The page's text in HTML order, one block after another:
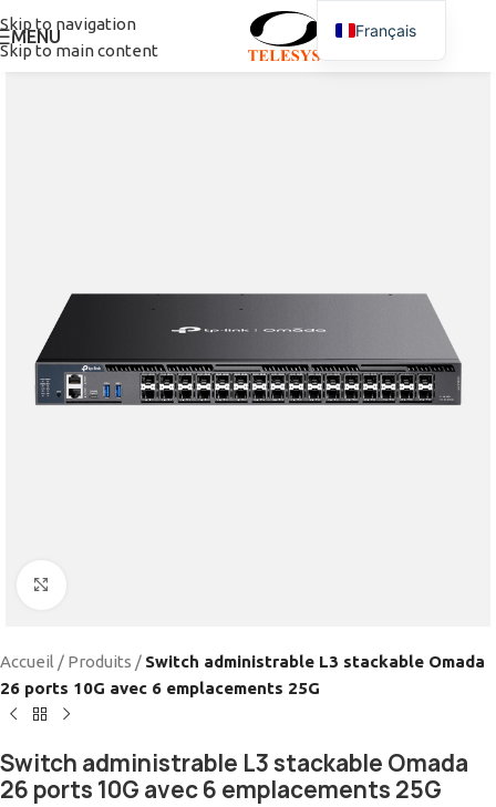
Skip to navigation
Skip to main content
MENU
Accueil / Produits / Switch administrable L3 stackable Omada
26 ports 10G avec 6 emplacements 25G
Switch administrable L3 stackable Omada
26 ports 10G avec 6 emplacements 25G
Français